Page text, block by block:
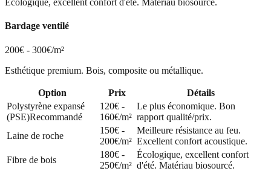
Écologique, excellent confort d'été. Matériau biosourcé.
Bardage ventilé
200€ - 300€/m²
Esthétique premium. Bois, composite ou métallique.
Option Prix
Détails
Polystyrène expansé
(PSE)Recommandé
120€ -
160€/m²
Le plus économique. Bon
rapport qualité/prix.
Laine de roche
150€ -
200€/m²
Meilleure résistance au feu.
Excellent confort acoustique.
Fibre de bois
180€ -
250€/m²
Écologique, excellent confort
d'été. Matériau biosourcé.